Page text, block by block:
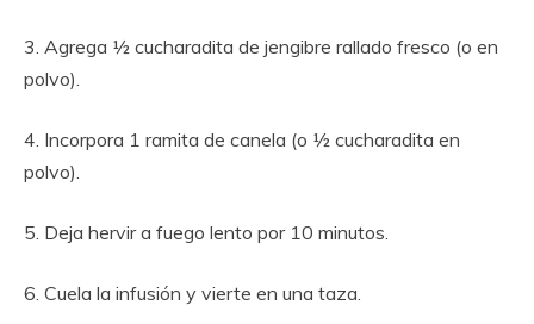
3. Agrega ½ cucharadita de jengibre rallado fresco (o en
polvo).
4. Incorpora 1 ramita de canela (o ½ cucharadita en
polvo).
5. Deja hervir a fuego lento por 10 minutos.
6. Cuela la infusión y vierte en una taza.